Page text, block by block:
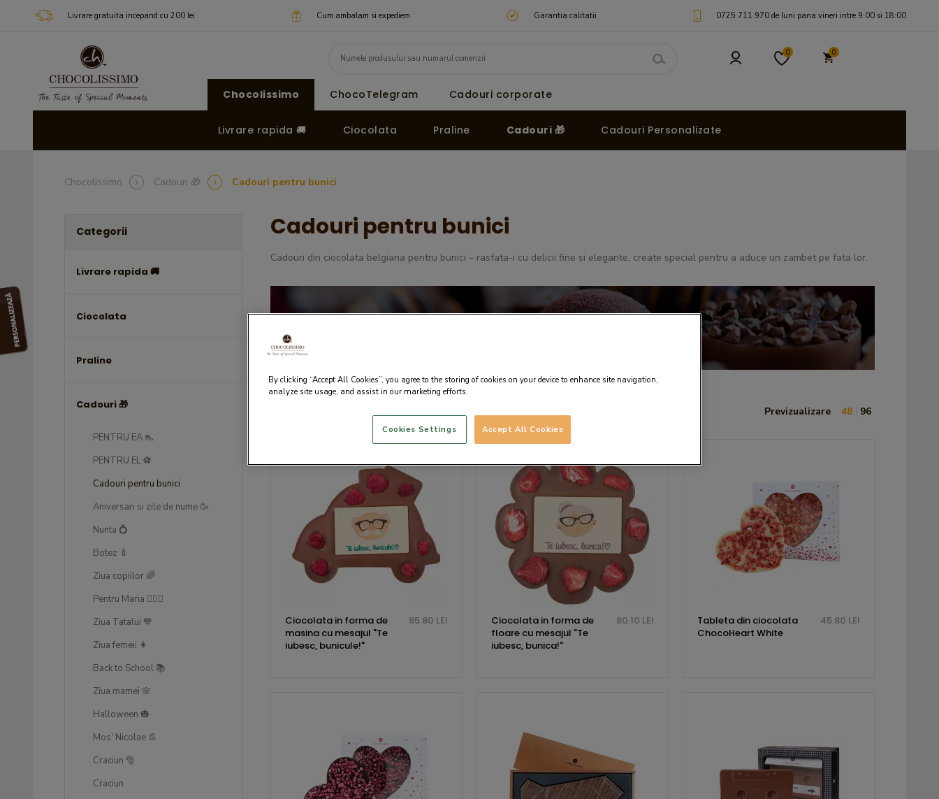
Livrare gratuita incepand cu 200 lei Cum ambalam si expediem Garantia calitatii 0725 711 970 de luni pana vineri intre 9:00 si 18:00
0 0
Chocolissimo ChocoTelegram Cadouri corporate
Livrare rapida 🚚 Ciocolata Praline Cadouri 🎁 Cadouri Personalizate
Chocolissimo Cadouri 🎁 Cadouri pentru bunici
Categorii
Livrare rapida 🚚
Ciocolata
Praline
Cadouri 🎁
PENTRU EA 👠
PENTRU EL ⚽
Cadouri pentru bunici
Aniversari si zile de nume 🥳
Nunta 💍
Botez 🍼
Ziua copiilor 🌈
Pentru Maria 💁🏻‍♀️
Ziua Tatalui 💙
Ziua femeii 👩
Back to School 📚
Ziua mamei 🌸
Halloween 🎃
Mos' Nicolae 👢
Craciun 🎅
Craciun
Cadouri pentru bunici
Cadouri din ciocolata belgiana pentru bunici – rasfata-i cu delicii fine si elegante, create special pentru a aduce un zambet pe fata lor.
Cadouri pentru bunici
Previzualizare 48 96
Ciocolata in forma de
masina cu mesajul "Te
iubesc, bunicule!"
85.80 LEI
Ciocolata in forma de
floare cu mesajul "Te
iubesc, bunica!"
80.10 LEI
Tableta din ciocolata
ChocoHeart White
45.80 LEI
By clicking “Accept All Cookies”, you agree to the storing of cookies on your device to enhance site navigation,
analyze site usage, and assist in our marketing efforts.
Accept All Cookies
Cookies Settings